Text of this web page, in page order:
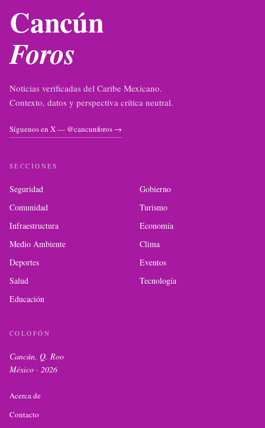
Cancún
Foros
Noticias verificadas del Caribe Mexicano.
Contexto, datos y perspectiva crítica neutral.
Síguenos en X — @cancunforos →
SECCIONES
Seguridad
Gobierno
Comunidad
Turismo
Infraestructura
Economía
Medio Ambiente
Clima
Deportes
Eventos
Salud
Tecnología
Educación
COLOFÓN
Cancún, Q. Roo
México · 2026
Acerca de
Contacto